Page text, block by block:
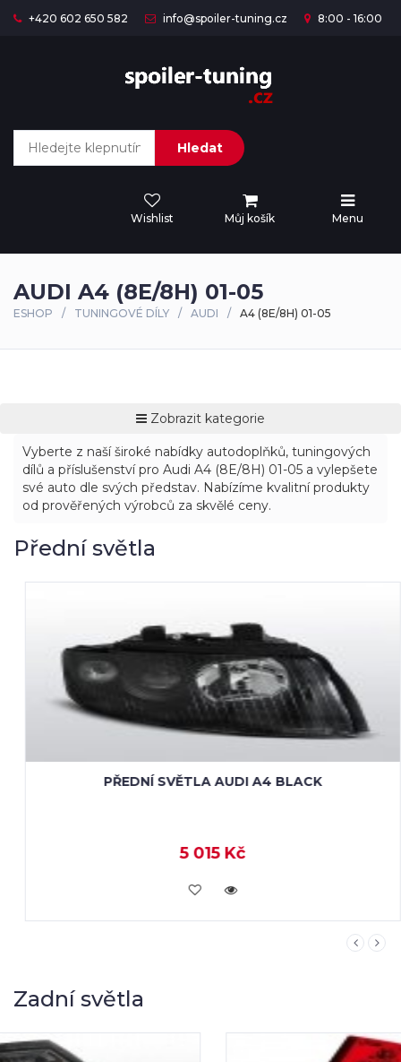
+420 602 650 582 info@spoiler-tuning.cz 8:00 - 16:00
Hledat
Wishlist Můj košík Menu
AUDI A4 (8E/8H) 01-05
ESHOP TUNINGOVÉ DÍLY AUDI A4 (8E/8H) 01-05
Zobrazit kategorie
Vyberte z naší široké nabídky autodoplňků, tuningových
dílů a příslušenství pro Audi A4 (8E/8H) 01-05 a vylepšete
své auto dle svých představ. Nabízíme kvalitní produkty
od prověřených výrobců za skvělé ceny.
Přední světla
PŘEDNÍ SVĚTLA AUDI A4 BLACK
5 015 Kč
KOUPIT
Zadní světla